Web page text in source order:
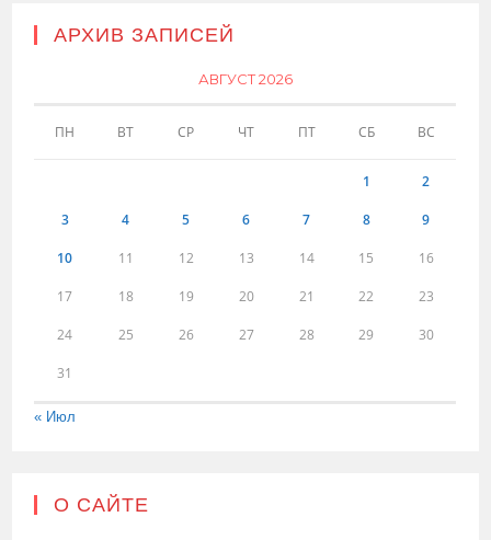
АРХИВ ЗАПИСЕЙ
АВГУСТ 2026
ПН ВТ СР ЧТ ПТ СБ ВС
1 2
3 4 5 6 7 8 9
10 11 12 13 14 15 16
17 18 19 20 21 22 23
24 25 26 27 28 29 30
31
« Июл
О САЙТЕ